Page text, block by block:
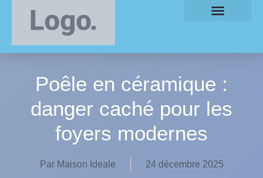
Poêle en céramique :
danger caché pour les
foyers modernes
ParMaison Ideale 24 décembre 2025